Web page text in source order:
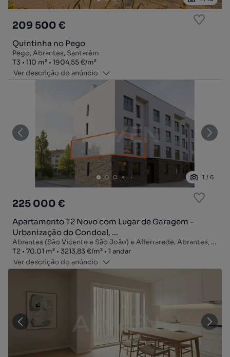
209 500 €
Quintinha no Pego
Pego, Abrantes, Santarém
Tipologia
T3
Zona110 m²
Preço por metro quadrado
1904,55 €/m²
Ver descrição do anúncio
1 / 6
225 000 €
Apartamento T2 Novo com Lugar de Garagem -
Urbanização do Condoal, ...
Abrantes (São Vicente e São João) e Alferrarede, Abrantes, Santarém
Tipologia
T2
Zona70.01 m²
Preço por metro quadrado
3213,83 €/m²
Andar
1 andar
Ver descrição do anúncio